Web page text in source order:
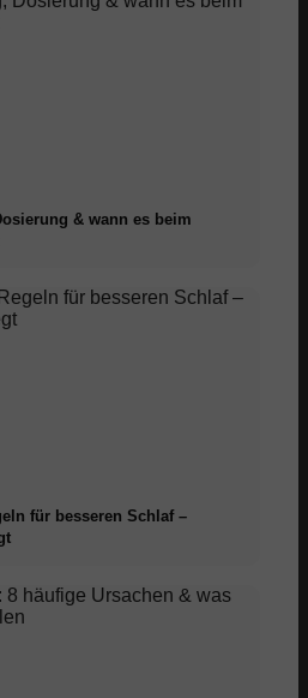
& wann es beim
für besseren Schlaf –